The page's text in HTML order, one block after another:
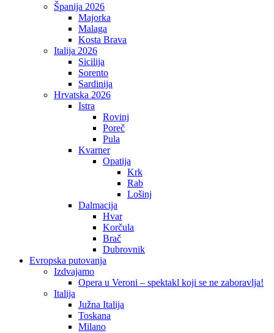
Španija 2026
Majorka
Malaga
Kosta Brava
Italija 2026
Sicilija
Sorento
Sardinija
Hrvatska 2026
Istra
Rovinj
Poreč
Pula
Kvarner
Opatija
Krk
Rab
Lošinj
Dalmacija
Hvar
Korčula
Brač
Dubrovnik
Evropska putovanja
Izdvajamo
Opera u Veroni – spektakl koji se ne zaboravlja!
Italija
Južna Italija
Toskana
Milano